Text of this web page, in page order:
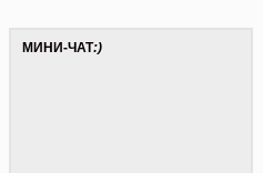
МИНИ-ЧАТ:)